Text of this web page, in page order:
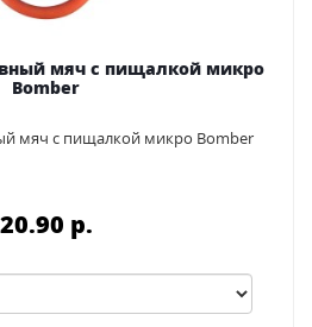
мяч с пищалкой микро
Bomber
мяч с пищалкой микро Bomber
20.90 p.